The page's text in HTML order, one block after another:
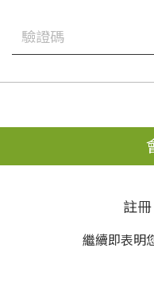
註冊
繼續即表明